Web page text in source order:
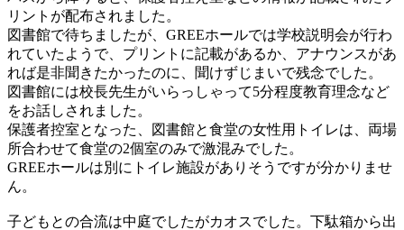
リントが配布されました。
図書館で待ちましたが、GREEホールでは学校説明会が行わ
れていたようで、プリントに記載があるか、アナウンスがあ
れば是非聞きたかったのに、聞けずじまいで残念でした。
図書館には校長先生がいらっしゃって5分程度教育理念など
をお話しされました。
保護者控室となった、図書館と食堂の女性用トイレは、両場
所合わせて食堂の2個室のみで激混みでした。
GREEホールは別にトイレ施設がありそうですが分かりませ
ん。
子どもとの合流は中庭でしたがカオスでした。下駄箱から出